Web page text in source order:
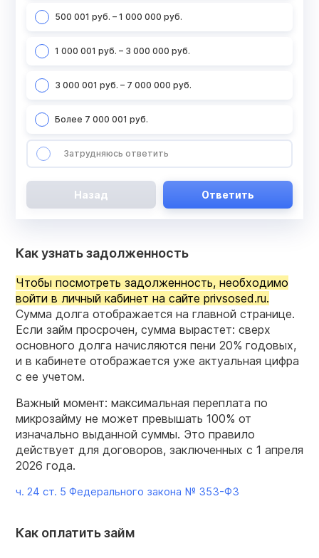
500 001 руб. – 1 000 000 руб.
1 000 001 руб. – 3 000 000 руб.
3 000 001 руб. – 7 000 000 руб.
Более 7 000 001 руб.
Затрудняюсь ответить
Назад Ответить
Как узнать задолженность
Чтобы посмотреть задолженность, необходимо
войти в личный кабинет на сайте privsosed.ru.
Сумма долга отображается на главной странице.
Если займ просрочен, сумма вырастет: сверх
основного долга начисляются пени 20% годовых,
и в кабинете отображается уже актуальная цифра
с ее учетом.
Важный момент: максимальная переплата по
микрозайму не может превышать 100% от
изначально выданной суммы. Это правило
действует для договоров, заключенных с 1 апреля
2026 года.
ч. 24 ст. 5 Федерального закона № 353-ФЗ
Как оплатить займ